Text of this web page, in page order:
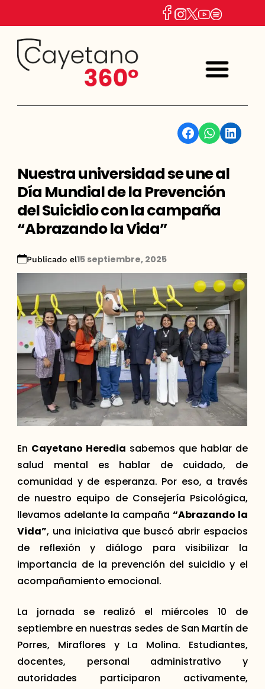
Facebook WhatsApp Linkedin
Nuestra universidad se une al
Día Mundial de la Prevención
del Suicidio con la campaña
“Abrazando la Vida”
Publicado el15 septiembre, 2025
En Cayetano Heredia sabemos que hablar de
salud mental es hablar de cuidado, de
comunidad y de esperanza. Por eso, a través
de nuestro equipo de Consejería Psicológica,
llevamos adelante la campaña “Abrazando la
Vida”, una iniciativa que buscó abrir espacios
de reflexión y diálogo para visibilizar la
importancia de la prevención del suicidio y el
acompañamiento emocional.
La jornada se realizó el miércoles 10 de
septiembre en nuestras sedes de San Martín de
Porres, Miraflores y La Molina. Estudiantes,
docentes, personal administrativo y
autoridades participaron activamente,